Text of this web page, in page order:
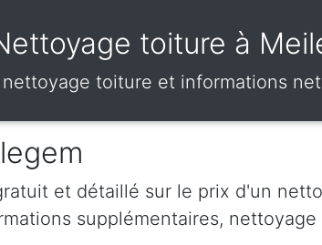
toiture à
toiture et informations
et détaillé sur le prix d'un
supplémentaires,